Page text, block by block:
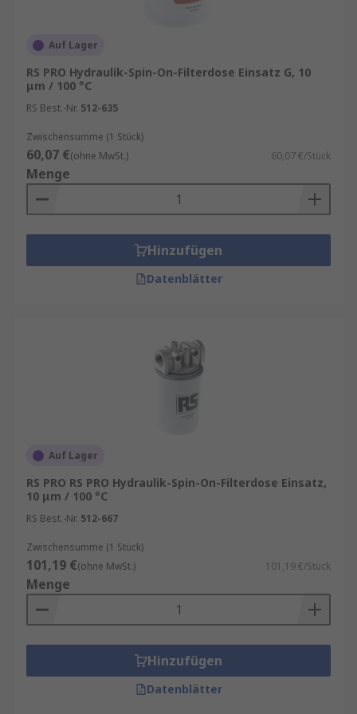
Auf Lager
RS PRO Hydraulik-Spin-On-Filterdose Einsatz G, 10
μm / 100 °C
RS Best.-Nr. 512-635
Zwischensumme (1 Stück)
60,07 €(ohne MwSt.) 60,07 €/Stück
Menge
Hinzufügen
Datenblätter
Auf Lager
RS PRO RS PRO Hydraulik-Spin-On-Filterdose Einsatz,
10 μm / 100 °C
RS Best.-Nr. 512-667
Zwischensumme (1 Stück)
101,19 €(ohne MwSt.) 101,19 €/Stück
Menge
Hinzufügen
Datenblätter